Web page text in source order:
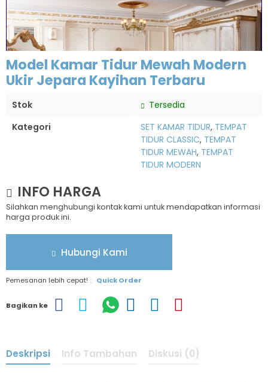
Model Kamar Tidur Mewah Modern
Ukir Jepara Kayihan Terbaru
Stok
Tersedia
Kategori
SET KAMAR TIDUR, TEMPAT
TIDUR CLASSIC, TEMPAT
TIDUR MEWAH, TEMPAT
TIDUR MODERN
INFO HARGA
Silahkan menghubungi kontak kami untuk mendapatkan informasi
harga produk ini.
Hubungi Kami
Pemesanan lebih cepat! Quick Order
Bagikan ke
Deskripsi Info Tambahan Diskusi (0)